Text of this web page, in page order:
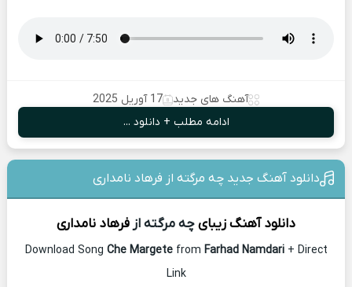
آهنگ های جدید
17 آوریل 2025
ادامه مطلب + دانلود ...
دانلود آهنگ جدید چه مرگته از فرهاد نامداری
دانلود آهنگ زیبایچه مرگته ازفرهاد نامداری
Download Song Che Margetefrom Farhad Namdari+ Direct
Link